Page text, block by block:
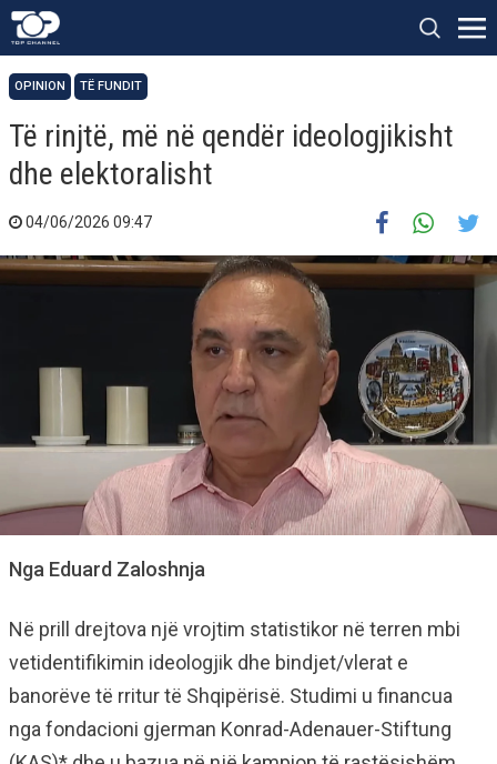
OPINION TË FUNDIT
Të rinjtë, më në qendër ideologjikisht
dhe elektoralisht
04/06/2026 09:47
Nga Eduard Zaloshnja
Në prill drejtova një vrojtim statistikor në terren mbi
vetidentifikimin ideologjik dhe bindjet/vlerat e
banorëve të rritur të Shqipërisë. Studimi u financua
nga fondacioni gjerman Konrad-Adenauer-Stiftung